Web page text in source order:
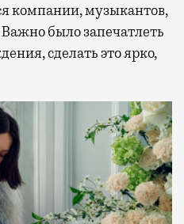
компании, музыкантов,
было запечатлеть
сделать это ярко,